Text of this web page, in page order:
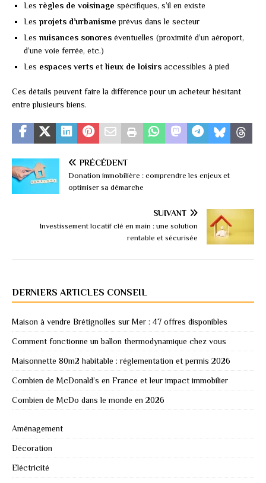
Les règles de voisinage spécifiques, s’il en existe
Les projets d’urbanisme prévus dans le secteur
Les nuisances sonores éventuelles (proximité d’un aéroport,
d’une voie ferrée, etc.)
Les espaces verts et lieux de loisirs accessibles à pied
Ces détails peuvent faire la différence pour un acheteur hésitant
entre plusieurs biens.
PRÉCÉDENT
Donation immobilière : comprendre les enjeux et
optimiser sa démarche
SUIVANT
Investissement locatif clé en main : une solution
rentable et sécurisée
DERNIERS ARTICLES CONSEIL
Maison à vendre Brétignolles sur Mer : 47 offres disponibles
Comment fonctionne un ballon thermodynamique chez vous
Maisonnette 80m2 habitable : réglementation et permis 2026
Combien de McDonald’s en France et leur impact immobilier
Combien de McDo dans le monde en 2026
Aménagement
Décoration
Eléctricité